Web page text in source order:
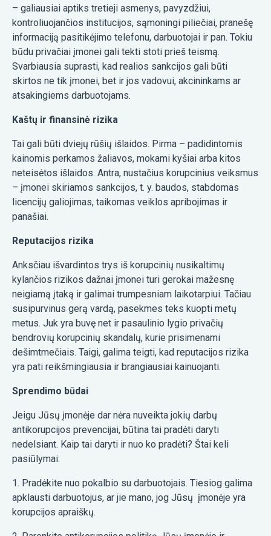
– galiausiai aptiks tretieji asmenys, pavyzdžiui,
kontroliuojančios institucijos, sąmoningi piliečiai, pranešę
informaciją pasitikėjimo telefonu, darbuotojai ir pan. Tokiu
būdu privačiai įmonei gali tekti stoti prieš teismą.
Svarbiausia suprasti, kad realios sankcijos gali būti
skirtos ne tik įmonei, bet ir jos vadovui, akcininkams ar
atsakingiems darbuotojams.
Kaštų ir finansinė rizika
Tai gali būti dviejų rūšių išlaidos. Pirma – padidintomis
kainomis perkamos žaliavos, mokami kyšiai arba kitos
neteisėtos išlaidos. Antra, nustačius korupcinius veiksmus
– įmonei skiriamos sankcijos, t. y. baudos, stabdomas
licencijų galiojimas, taikomas veiklos apribojimas ir
panašiai.
Reputacijos rizika
Anksčiau išvardintos trys iš korupcinių nusikaltimų
kylančios rizikos dažnai įmonei turi gerokai mažesnę
neigiamą įtaką ir galimai trumpesniam laikotarpiui. Tačiau
susipurvinus gerą vardą, pasekmes teks kuopti metų
metus. Juk yra buvę net ir pasaulinio lygio privačių
bendrovių korupcinių skandalų, kurie prisimenami
dešimtmečiais. Taigi, galima teigti, kad reputacijos rizika
yra pati reikšmingiausia ir brangiausiai kainuojanti.
Sprendimo būdai
Jeigu Jūsų įmonėje dar nėra nuveikta jokių darbų
antikorupcijos prevencijai, būtina tai pradėti daryti
nedelsiant. Kaip tai daryti ir nuo ko pradėti? Štai keli
pasiūlymai:
1. Pradėkite nuo pokalbio su darbuotojais. Tiesiog galima
apklausti darbuotojus, ar jie mano, jog Jūsų įmonėje yra
korupcijos apraiškų.